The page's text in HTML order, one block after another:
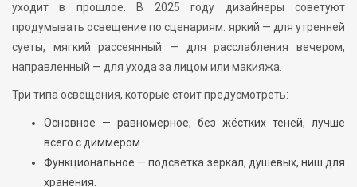
уходит в прошлое. В 2025 году дизайнеры советуют
продумывать освещение по сценариям: яркий — для утренней
суеты, мягкий рассеянный — для расслабления вечером,
направленный — для ухода за лицом или макияжа.
Три типа освещения, которые стоит предусмотреть:
Основное — равномерное, без жёстких теней, лучше
всего с диммером.
Функциональное — подсветка зеркал, душевых, ниш для
хранения.